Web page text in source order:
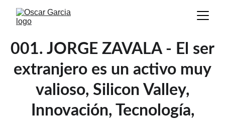
001. JORGE ZAVALA - El ser
extranjero es un activo muy
valioso, Silicon Valley,
Innovación, Tecnología,